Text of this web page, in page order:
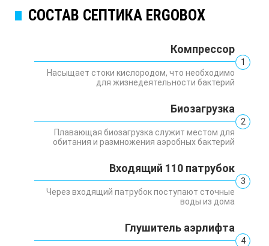
СОСТАВ СЕПТИКА ERGOBOX
Компрессор
1
Насыщает стоки кислородом, что необходимо
для жизнедеятельности бактерий
Биозагрузка
2
Плавающая биозагрузка служит местом для
обитания и размножения аэробных бактерий
Входящий 110 патрубок
3
Через входящий патрубок поступают сточные
воды из дома
Глушитель аэрлифта
4